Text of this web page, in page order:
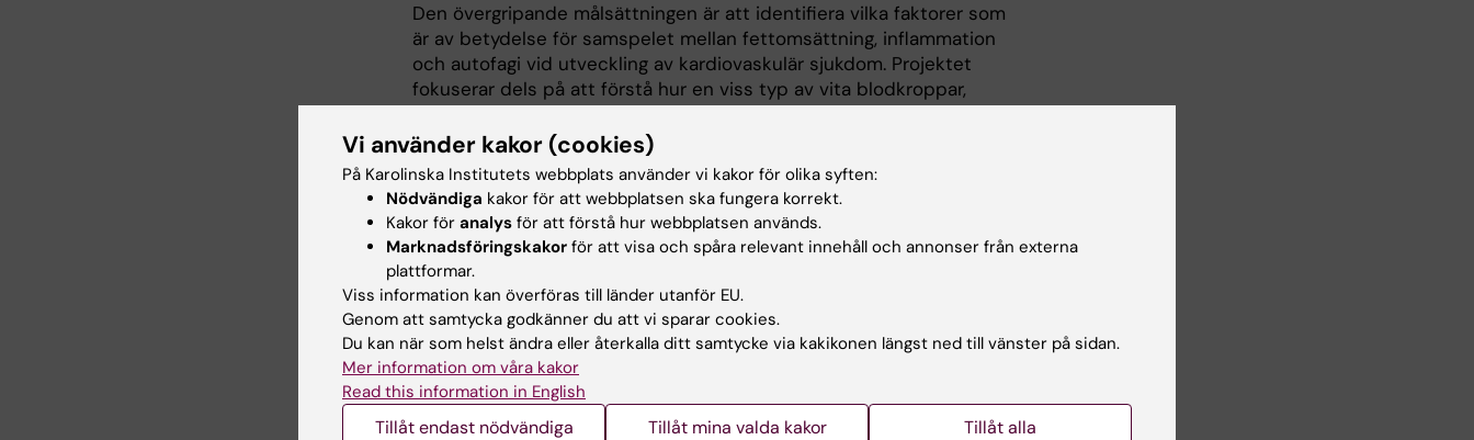
Den övergripande målsättningen är att identifiera vilka faktorer som
är av betydelse för samspelet mellan fettomsättning, inflammation
och autofagi vid utveckling av kardiovaskulär sjukdom. Projektet
fokuserar dels på att förstå hur en viss typ av vita blodkroppar,
under åderförkalkningsprocessen samt dels på att identifiera
faktorer/protein i autofagi-processen som är relevanta för utveckling
av åderförkalkning med eller utan symptom från plack i kärlväggen.
Syftet är att utveckla nya behandlingsmetoder och förebyggande
åtgärder ifråga om kardiovaskulära sjukdomar.
Forskningsområden:
Gastroenterologi and hepatologi
Medicinsk genetik och genomik
Vi använder kakor (cookies)
På Karolinska Institutets webbplats använder vi kakor för olika syften:
Nödvändiga kakor för att webbplatsen ska fungera korrekt.
Kakor för analys för att förstå hur webbplatsen används.
Marknadsföringskakor för att visa och spåra relevant innehåll och annonser från externa
plattformar.
Viss information kan överföras till länder utanför EU.
Genom att samtycka godkänner du att vi sparar cookies.
Du kan när som helst ändra eller återkalla ditt samtycke via kakikonen längst ned till vänster på sidan.
Mer information om våra kakor
Read this information in English
Tillåt endast nödvändiga Tillåt mina valda kakor Tillåt alla